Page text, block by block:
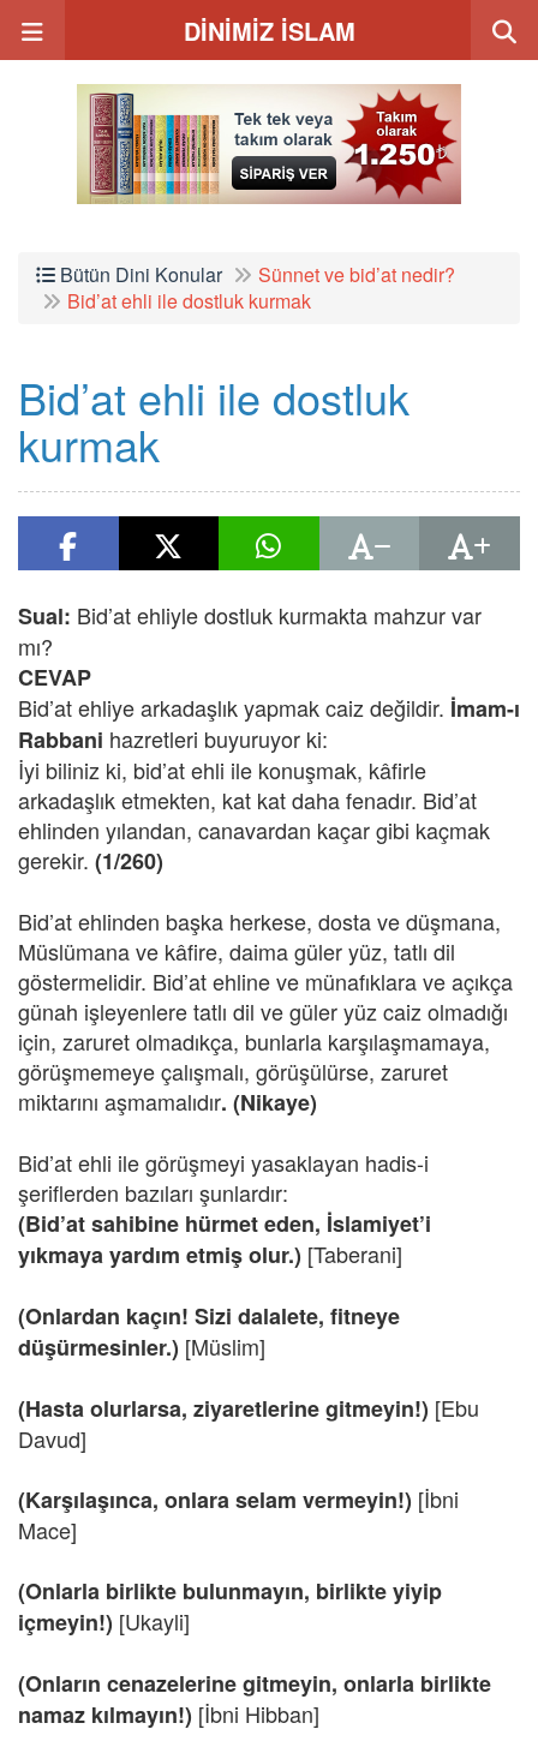
DİNİMİZ İSLAM
Bütün Dini Konular
Sünnet ve bid’at nedir?
Bid’at ehli ile dostluk kurmak
Bid’at ehli ile dostluk
kurmak
Sual: Bid’at ehliyle dostluk kurmakta mahzur var
mı?
CEVAP
Bid’at ehliye arkadaşlık yapmak caiz değildir. İmam-ı
Rabbani hazretleri buyuruyor ki:
İyi biliniz ki, bid’at ehli ile konuşmak, kâfirle
arkadaşlık etmekten, kat kat daha fenadır. Bid’at
ehlinden yılandan, canavardan kaçar gibi kaçmak
gerekir. (1/260)
Bid’at ehlinden başka herkese, dosta ve düşmana,
Müslümana ve kâfire, daima güler yüz, tatlı dil
göstermelidir. Bid’at ehline ve münafıklara ve açıkça
günah işleyenlere tatlı dil ve güler yüz caiz olmadığı
için, zaruret olmadıkça, bunlarla karşılaşmamaya,
görüşmemeye çalışmalı, görüşülürse, zaruret
miktarını aşmamalıdır. (Nikaye)
Bid’at ehli ile görüşmeyi yasaklayan hadis-i
şeriflerden bazıları şunlardır:
(Bid’at sahibine hürmet eden, İslamiyet’i
yıkmaya yardım etmiş olur.) [Taberani]
(Onlardan kaçın! Sizi dalalete, fitneye
düşürmesinler.) [Müslim]
(Hasta olurlarsa, ziyaretlerine gitmeyin!) [Ebu
Davud]
(Karşılaşınca, onlara selam vermeyin!) [İbni
Mace]
(Onlarla birlikte bulunmayın, birlikte yiyip
içmeyin!) [Ukayli]
(Onların cenazelerine gitmeyin, onlarla birlikte
namaz kılmayın!) [İbni Hibban]